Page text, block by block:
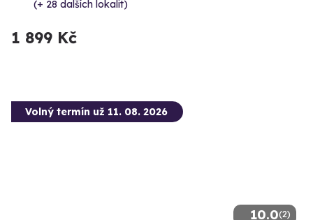
(+ 28 dalších lokalit)
1 899 Kč
10.0(2)
Volný termín už 11. 08. 2026